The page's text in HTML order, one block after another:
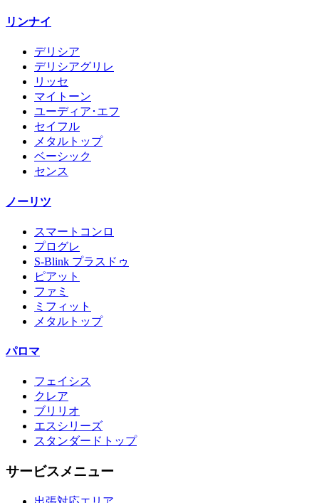
リンナイ
デリシア
デリシアグリレ
リッセ
マイトーン
ユーディア･エフ
セイフル
メタルトップ
ベーシック
センス
ノーリツ
スマートコンロ
プログレ
S-Blink プラスドゥ
ピアット
ファミ
ミフィット
メタルトップ
パロマ
フェイシス
クレア
ブリリオ
エスシリーズ
スタンダードトップ
サービスメニュー